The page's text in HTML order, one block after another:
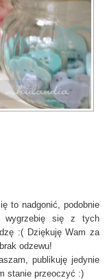
to nadgonić, podobnie
wygrzebię się z tych
:( Dziękuję Wam za
odzewu!
publikuję jedynie
stanie przeoczyć :)